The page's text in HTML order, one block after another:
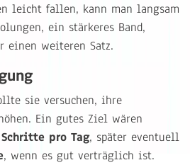
leicht fallen, kann man langsam
ein stärkeres Band,
einen weiteren Satz.
sie versuchen, ihre
Ein gutes Ziel wären
pro Tag, später eventuell
, wenn es gut verträglich ist.